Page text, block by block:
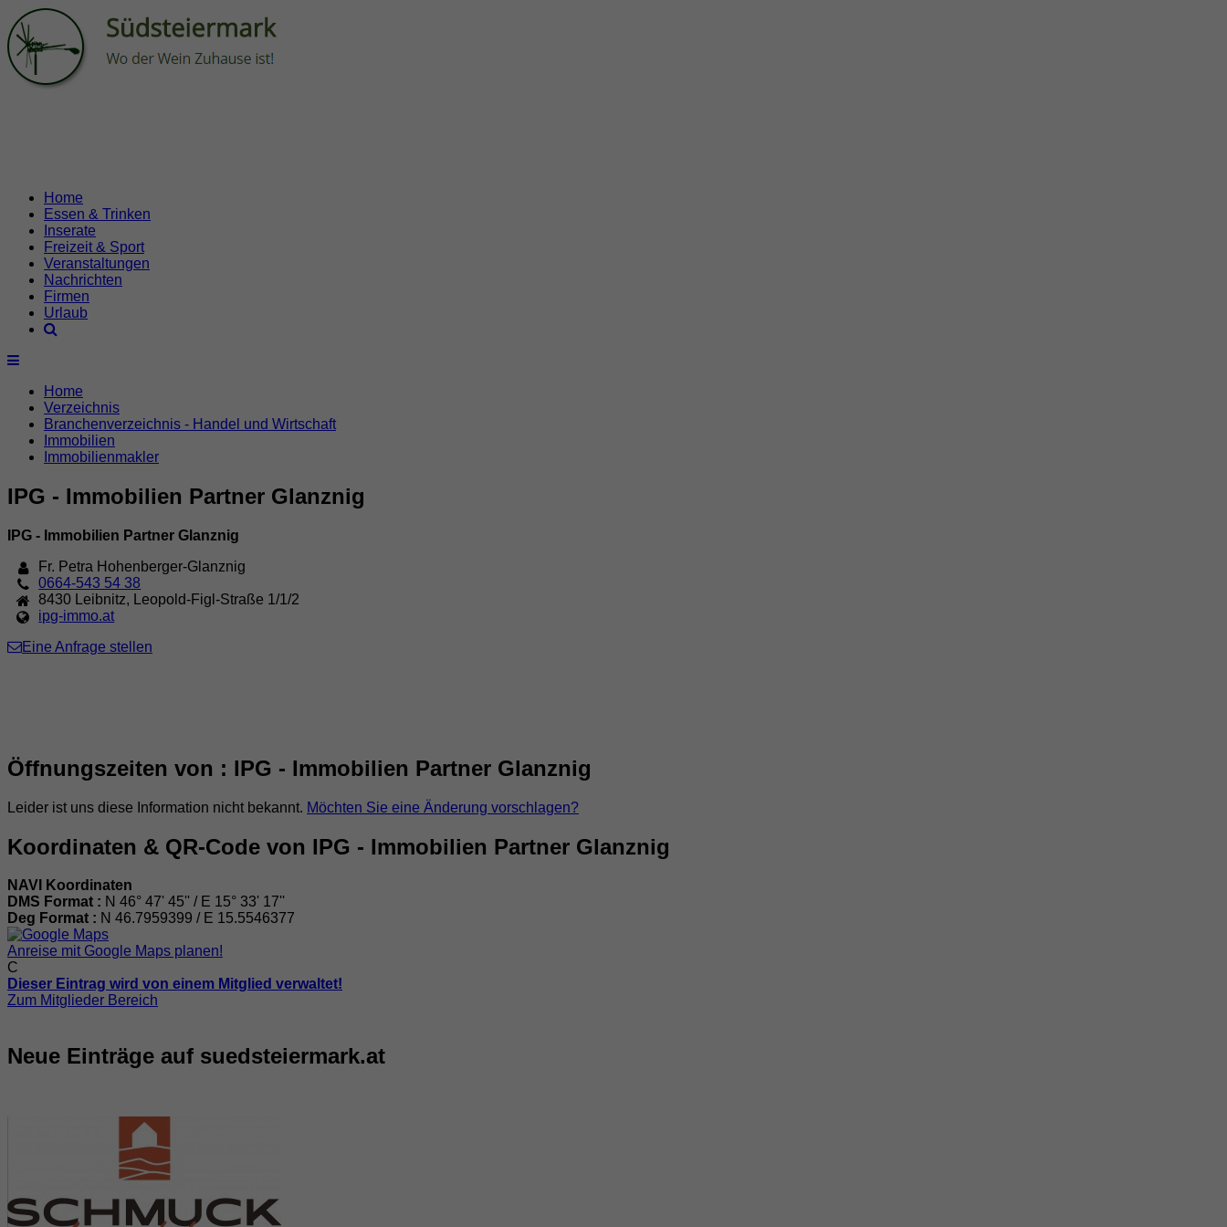
Home
Essen & Trinken
Inserate
Freizeit & Sport
Veranstaltungen
Nachrichten
Firmen
Urlaub
Home
Verzeichnis
Branchenverzeichnis - Handel und Wirtschaft
Immobilien
Immobilienmakler
IPG - Immobilien Partner Glanznig
IPG - Immobilien Partner Glanznig
Fr. Petra Hohenberger-Glanznig
0664-543 54 38
8430
Leibnitz,
Leopold-Figl-Straße 1/1/2
ipg-immo.at
Eine Anfrage stellen
Öffnungszeiten von : IPG - Immobilien Partner Glanznig
Leider ist uns diese Information nicht bekannt. Möchten Sie eine Änderung vorschlagen?
Koordinaten & QR-Code von IPG - Immobilien Partner Glanznig
NAVI Koordinaten
DMS Format : N 46° 47' 45'' / E 15° 33' 17''
Deg Format : N 46.7959399 / E 15.5546377
Anreise mit Google Maps planen!
C
Dieser Eintrag wird von einem Mitglied verwaltet!
Zum Mitglieder Bereich
Neue Einträge auf suedsteiermark.at